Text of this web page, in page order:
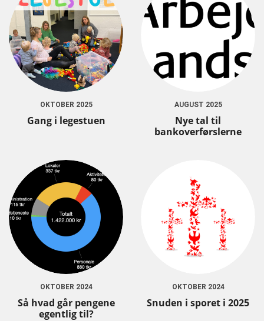
OKTOBER 2025
Gang i legestuen
AUGUST 2025
Nye tal til
bankoverførslerne
OKTOBER 2024
Så hvad går pengene
egentlig til?
OKTOBER 2024
Snuden i sporet i 2025